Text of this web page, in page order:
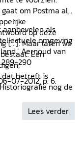
om Postma als
op deze
[…]. Maar laten we
Een
dat betreft is
nog de
Martha
als
omgeving
Aernoud van
289-290
07-2012, p. 6.
Lees verder